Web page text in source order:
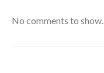
No comments to show.